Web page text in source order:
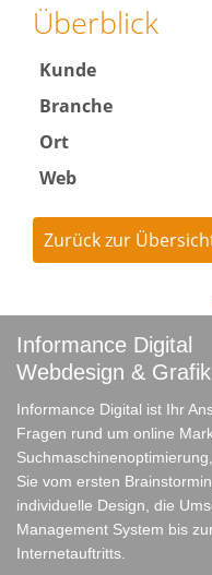
Überblick
Kunde
Branche
Ort
Web
Zurück zur
Informance Digital
Webdesign &
Informance Digital ist Ihr
Fragen rund um online
Sie vom ersten
individuelle Design, die
Management System bis
Internetauftritts.